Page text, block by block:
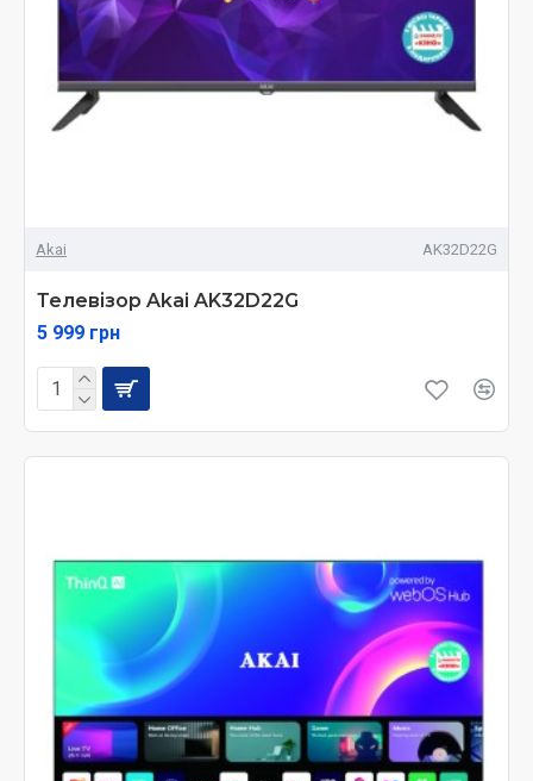
Akai AK32D22G
Телевізор Akai AK32D22G
5 999 грн